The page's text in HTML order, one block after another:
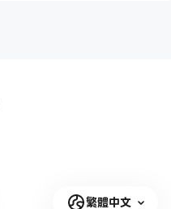
繁體中文